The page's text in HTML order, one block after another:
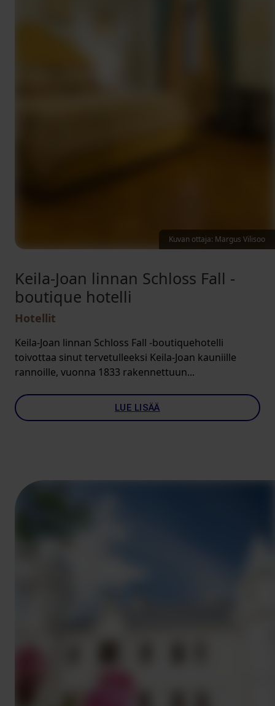
Keila-Joan linnan Schloss Fall -
boutique hotelli
Hotellit
Keila-Joan linnan Schloss Fall -boutiquehotelli
toivottaa sinut tervetulleeksi Keila-Joan kauniille
rannoille, vuonna 1833 rakennettuun...
LUE LISÄÄ
Kuvan ottaja: Margus Vilisoo